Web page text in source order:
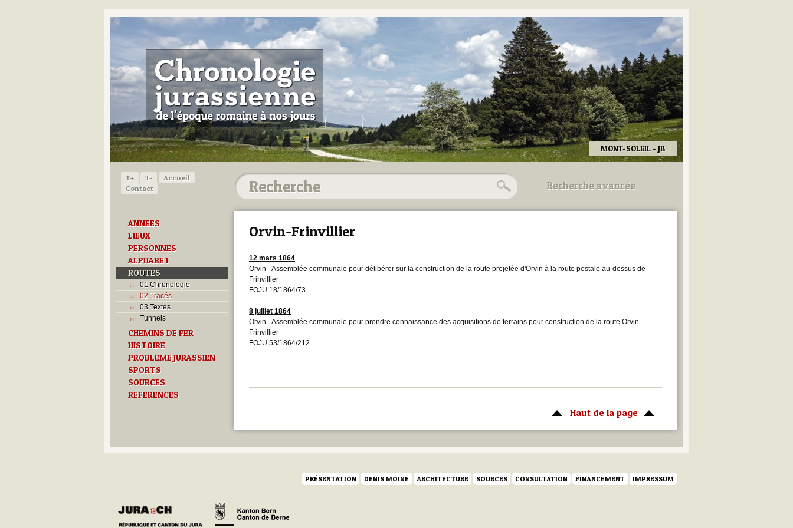
MONT-SOLEIL - JB
T+ T-
Accueil
Contact
ANNEES
LIEUX
PERSONNES
ALPHABET
ROUTES
01 Chronologie
02 Tracés
03 Textes
Tunnels
CHEMINS DE FER
HISTOIRE
PROBLEME JURASSIEN
SPORTS
SOURCES
REFERENCES
Recherche avancée
Utilisez les champs ci-dessous
Orvin-Frinvillier
12 mars 1864
Orvin - Assemblée communale pour délibérer sur la construction de la route projetée d'Orvin à la route postale au-dessus de
Frinvillier
FOJU 18/1864/73
8 juillet 1864
Orvin - Assemblée communale pour prendre connaissance des acquisitions de terrains pour construction de la route Orvin-
Frinvillier
FOJU 53/1864/212
Haut de la page
PRÉSENTATION DENIS MOINE ARCHITECTURE SOURCES CONSULTATION FINANCEMENT IMPRESSUM